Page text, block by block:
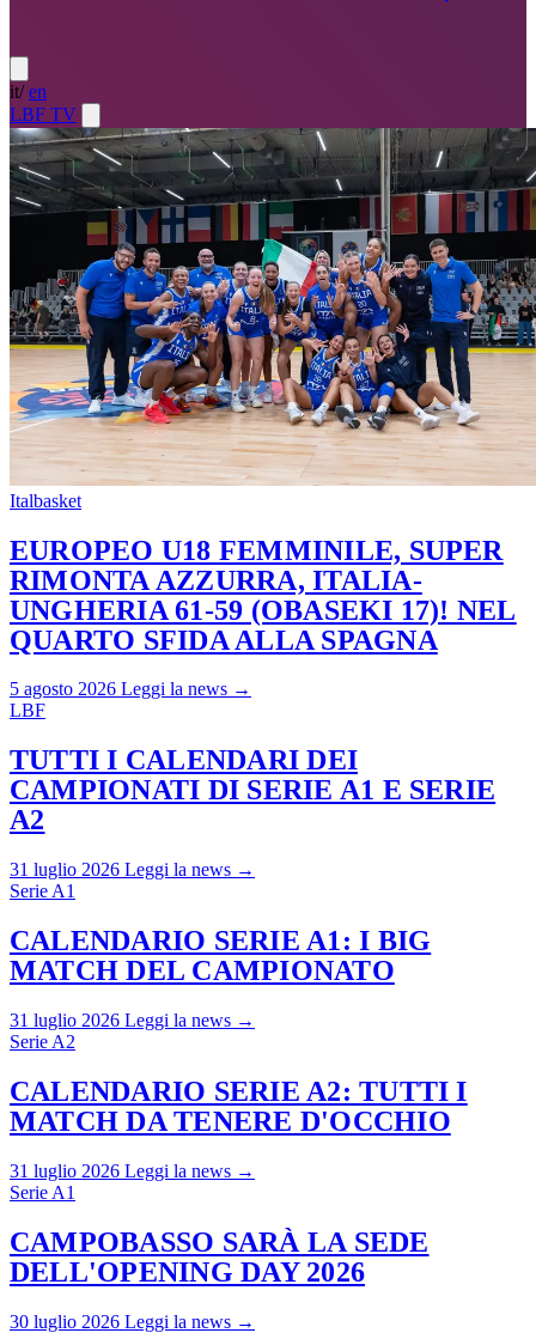
it/ en
LBF TV
Italbasket
EUROPEO U18 FEMMINILE, SUPER
RIMONTA AZZURRA, ITALIA-
UNGHERIA 61-59 (OBASEKI 17)! NEL
QUARTO SFIDA ALLA SPAGNA
5 agosto 2026 Leggi la news →
LBF
TUTTI I CALENDARI DEI
CAMPIONATI DI SERIE A1 E SERIE
A2
31 luglio 2026 Leggi la news →
Serie A1
CALENDARIO SERIE A1: I BIG
MATCH DEL CAMPIONATO
31 luglio 2026 Leggi la news →
Serie A2
CALENDARIO SERIE A2: TUTTI I
MATCH DA TENERE D'OCCHIO
31 luglio 2026 Leggi la news →
Serie A1
CAMPOBASSO SARÀ LA SEDE
DELL'OPENING DAY 2026
30 luglio 2026 Leggi la news →